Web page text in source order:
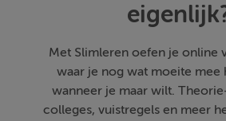
Met Slimleren oefen je online
waar je nog wat moeite mee
wanneer je maar wilt.
colleges, vuistregels en meer